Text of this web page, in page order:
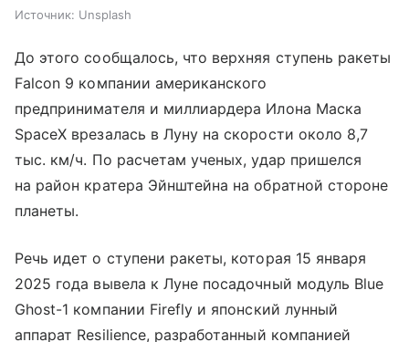
Источник: Unsplash
До этого сообщалось, что верхняя ступень ракеты
Falcon 9 компании американского
предпринимателя и миллиардера Илона Маска
SpaceX врезалась в Луну на скорости около 8,7
тыс. км/ч. По расчетам ученых, удар пришелся
на район кратера Эйнштейна на обратной стороне
планеты.
Речь идет о ступени ракеты, которая 15 января
2025 года вывела к Луне посадочный модуль Blue
Ghost-1 компании Firefly и японский лунный
аппарат Resilience, разработанный компанией